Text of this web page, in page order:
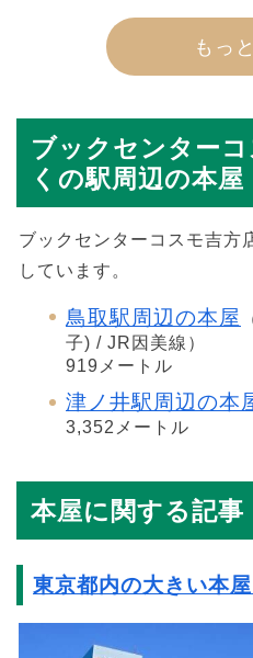
もっ
ブックセンター
くの駅周辺の本屋
ブックセンターコスモ吉方
しています。
鳥取駅周辺の本屋
子) / JR因美線）
919メートル
津ノ井駅周辺の本
3,352メートル
本屋に関する記事
東京都内の大きい本